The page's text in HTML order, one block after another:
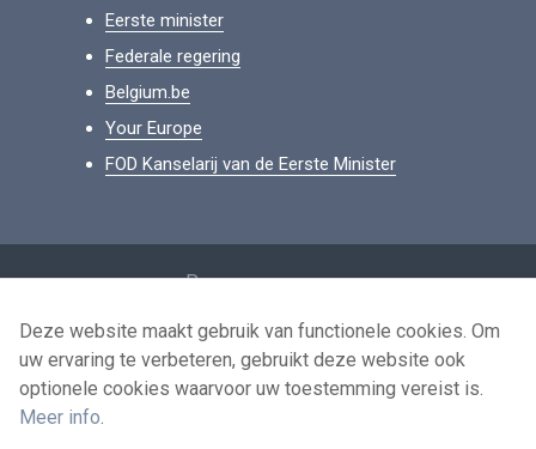
Eerste minister
Federale regering
Belgium.be
Your Europe
FOD Kanselarij van de Eerste Minister
Persoonsgegevens
Voorwaarden voor het hergebruik
Contacteer ons
Deze website maakt gebruik van functionele cookies. Om
uw ervaring te verbeteren, gebruikt deze website ook
optionele cookies waarvoor uw toestemming vereist is.
Meer info.